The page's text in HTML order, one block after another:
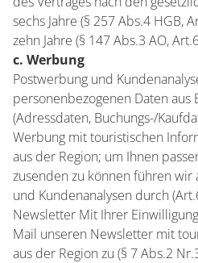
sechs Jahre (§ 257 Abs.4 HGB,
zehn Jahre (§ 147 Abs.3 AO,
c. Werbung
Postwerbung und
personenbezogenen Daten aus
(Adressdaten, Buchungs-/
Werbung mit touristischen
aus der Region; um Ihnen
zusenden zu können führen
und Kundenanalysen durch
Newsletter Mit Ihrer
Mail unseren Newsletter mit
aus der Region zu (§ 7 Abs.2